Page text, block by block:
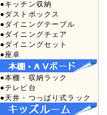
●キッチン収納
●ダストボックス
●ダイニングテーブル
●ダイニングチェア
●ダイニングセット
●座卓
●本棚・収納ラック
●テレビ台
●天井・つっぱり式ラック